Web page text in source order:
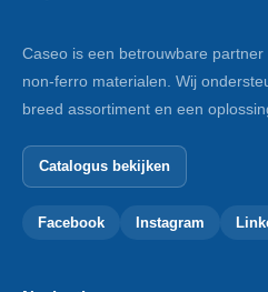
Caseo is een betrouwbare
non-ferro materialen. Wij
breed assortiment en een
Catalogus bekijken
Facebook Instagram